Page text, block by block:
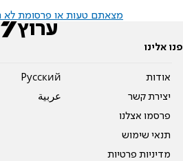
מצאתם טעות או פרסומת לא
פנו אלינו
אודות
יצירת קשר
פרסמו אצלנו
תנאי שימוש
מדיניות פרטיות
Pусский
عربية